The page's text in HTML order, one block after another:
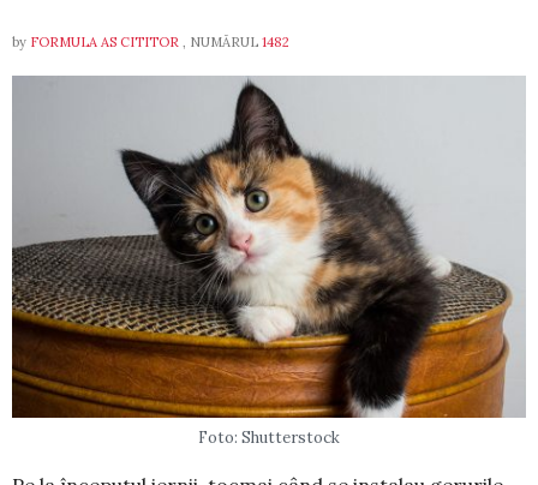
by FORMULA AS CITITOR , NUMĂRUL 1482
Foto: Shutterstock